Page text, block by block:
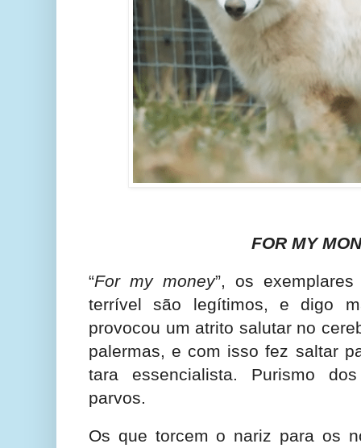
FOR MY
“For my money”, os
terrível são legítimos, e digo
provocou um atrito salutar no
palermas, e com isso fez saltar
tara essencialista. Purismo
parvos.
Os que torcem o nariz para os